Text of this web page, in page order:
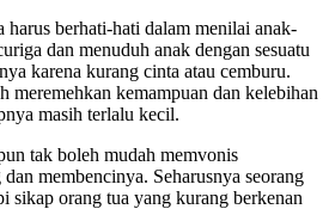
harus berhati-hati dalam menilai anak-
dan menuduh anak dengan sesuatu
karena kurang cinta atau cemburu.
kemampuan dan kelebihan
tak boleh mudah memvonis
membencinya. Seharusnya seorang